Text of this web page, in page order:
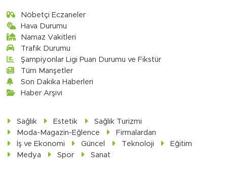
Nöbetçi Eczaneler
Hava Durumu
Namaz Vakitleri
Trafik Durumu
Şampiyonlar Ligi Puan Durumu ve Fikstür
Tüm Manşetler
Son Dakika Haberleri
Haber Arşivi
Sağlık Estetik
Sağlık Turizmi
Moda-Magazin-Eğlence
Firmalardan
İş ve Ekonomi
Güncel Teknoloji
Eğitim
Medya
Spor Sanat